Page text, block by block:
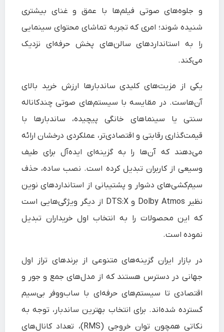
و جلوه‌های صوتی فیلم‌ها با عمق و غنای بیشتری
شنیده شوند؛ امری که تجربه تماشای محتوای سینمایی
را به استانداردهای سالن‌های پخش حرفه‌ای نزدیک
می‌کند.
یکی از مزیت‌های کلیدی ساندبارها ارزش خرید بالای
آن‌هاست. در مقایسه با سیستم‌های صوتی چندکاناله
سنتی یا سینماهای خانگی پیچیده، ساندبارها با
قیمت‌گذاری رقابتی و اقتصادی‌تر، عملکردی درخشان ارائه
می‌دهند که آن‌ها را به گزینه‌ای ایده‌آل برای طیف
وسیعی از کاربران تبدیل کرده است. نصب ساده، حذف
سیم‌کشی‌های دشوار و پشتیبانی از استانداردهای نوین
نظیر Dolby Atmos و DTS:X از دیگر ویژگی‌هایی است
که این محصولات را به انتخاب اول خریداران تبدیل
نموده است.
در بازار ایران گزینه‌های متنوعی از برندهای تراز اول
جهانی در دسترس هستند که از مدل‌های جمع‌ و جور و
اقتصادی تا سیستم‌های حرفه‌ای با ساب‌ووفر بی‌سیم
گسترده شده‌اند. برای انتخاب بهترین ساندبار، توجه به
نکاتی همچون توان خروجی (RMS)، تعداد کانال‌های